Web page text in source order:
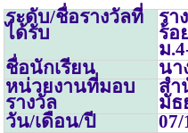
ระดับ/ชื่อรางวัลที่
ได้รับ
รา
ร้อ
ม.
ชื่อนักเรียน
นา
หน่วยงานที่มอบ
รางวัล
สำ
มัธ
วัน/เดือน/ปี
07/